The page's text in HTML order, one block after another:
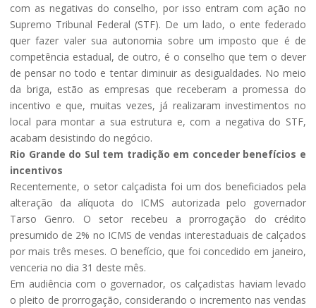
com as negativas do conselho, por isso entram com ação no
Supremo Tribunal Federal (STF). De um lado, o ente federado
quer fazer valer sua autonomia sobre um imposto que é de
competência estadual, de outro, é o conselho que tem o dever
de pensar no todo e tentar diminuir as desigualdades. No meio
da briga, estão as empresas que receberam a promessa do
incentivo e que, muitas vezes, já realizaram investimentos no
local para montar a sua estrutura e, com a negativa do STF,
acabam desistindo do negócio.
Rio Grande do Sul tem tradição em conceder benefícios e
incentivos
Recentemente, o setor calçadista foi um dos beneficiados pela
alteração da alíquota do ICMS autorizada pelo governador
Tarso Genro. O setor recebeu a prorrogação do crédito
presumido de 2% no ICMS de vendas interestaduais de calçados
por mais três meses. O benefício, que foi concedido em janeiro,
venceria no dia 31 deste mês.
Em audiência com o governador, os calçadistas haviam levado
o pleito de prorrogação, considerando o incremento nas vendas